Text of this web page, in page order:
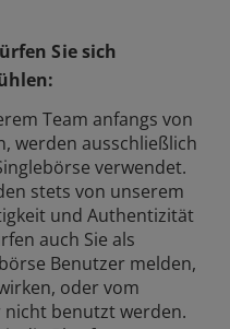
Sie sich
Team anfangs von
werden ausschließlich
verwendet.
stets von unserem
und Authentizität
auch Sie als
Benutzer melden,
oder vom
nicht benutzt werden.